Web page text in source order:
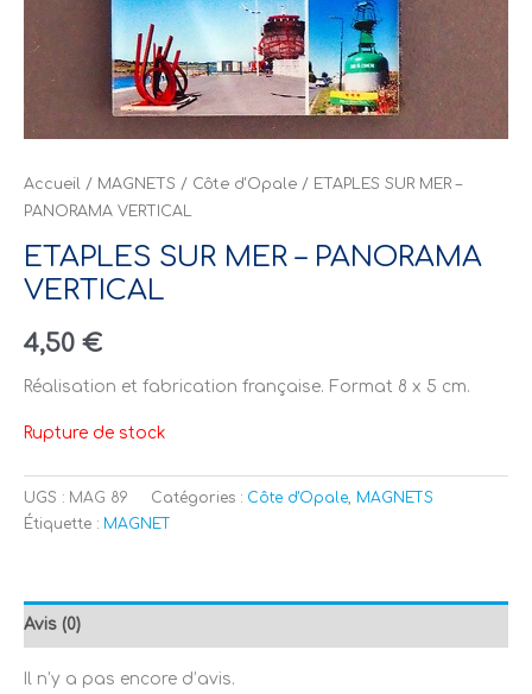
Accueil / MAGNETS / Côte d'Opale / ETAPLES SUR MER –
PANORAMA VERTICAL
ETAPLES SUR MER – PANORAMA
VERTICAL
4,50 €
Réalisation et fabrication française. Format 8 x 5 cm.
Rupture de stock
UGS : MAG 89 Catégories : Côte d'Opale MAGNETS
Étiquette : MAGNET
Avis (0)
Il n’y a pas encore d’avis.